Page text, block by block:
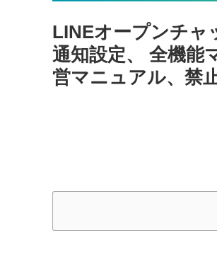
LINEオープンチャ
通知設定、 全機能
営マニュアル、禁